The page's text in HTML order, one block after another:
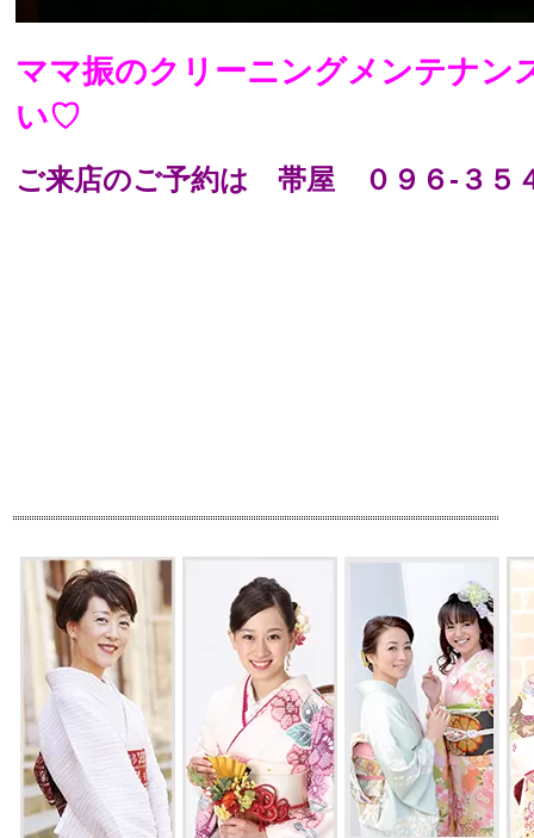
ママ振のクリーニングメンテナン
い♡
ご来店のご予約は 帯屋 ０９６-３５